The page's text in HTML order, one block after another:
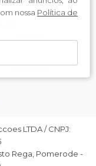
nossa Política de
LTDA / CNPJ:
Rega, Pomerode -